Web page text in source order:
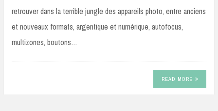
retrouver dans la terrible jungle des appareils photo, entre anciens
et nouveaux formats, argentique et numérique, autofocus,
multizones, boutons…
READ MORE